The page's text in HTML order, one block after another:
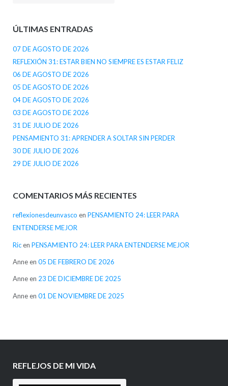
ÚLTIMAS ENTRADAS
07 DE AGOSTO DE 2026
REFLEXIÓN 31: ESTAR BIEN NO SIEMPRE ES ESTAR FELIZ
06 DE AGOSTO DE 2026
05 DE AGOSTO DE 2026
04 DE AGOSTO DE 2026
03 DE AGOSTO DE 2026
31 DE JULIO DE 2026
PENSAMIENTO 31: APRENDER A SOLTAR SIN PERDER
30 DE JULIO DE 2026
29 DE JULIO DE 2026
COMENTARIOS MÁS RECIENTES
reflexionesdeunvasco en PENSAMIENTO 24: LEER PARA
ENTENDERSE MEJOR
Ricen PENSAMIENTO 24: LEER PARA ENTENDERSE MEJOR
Anneen 05 DE FEBRERO DE 2026
Anneen 23 DE DICIEMBRE DE 2025
Anneen 01 DE NOVIEMBRE DE 2025
REFLEJOS DE MI VIDA